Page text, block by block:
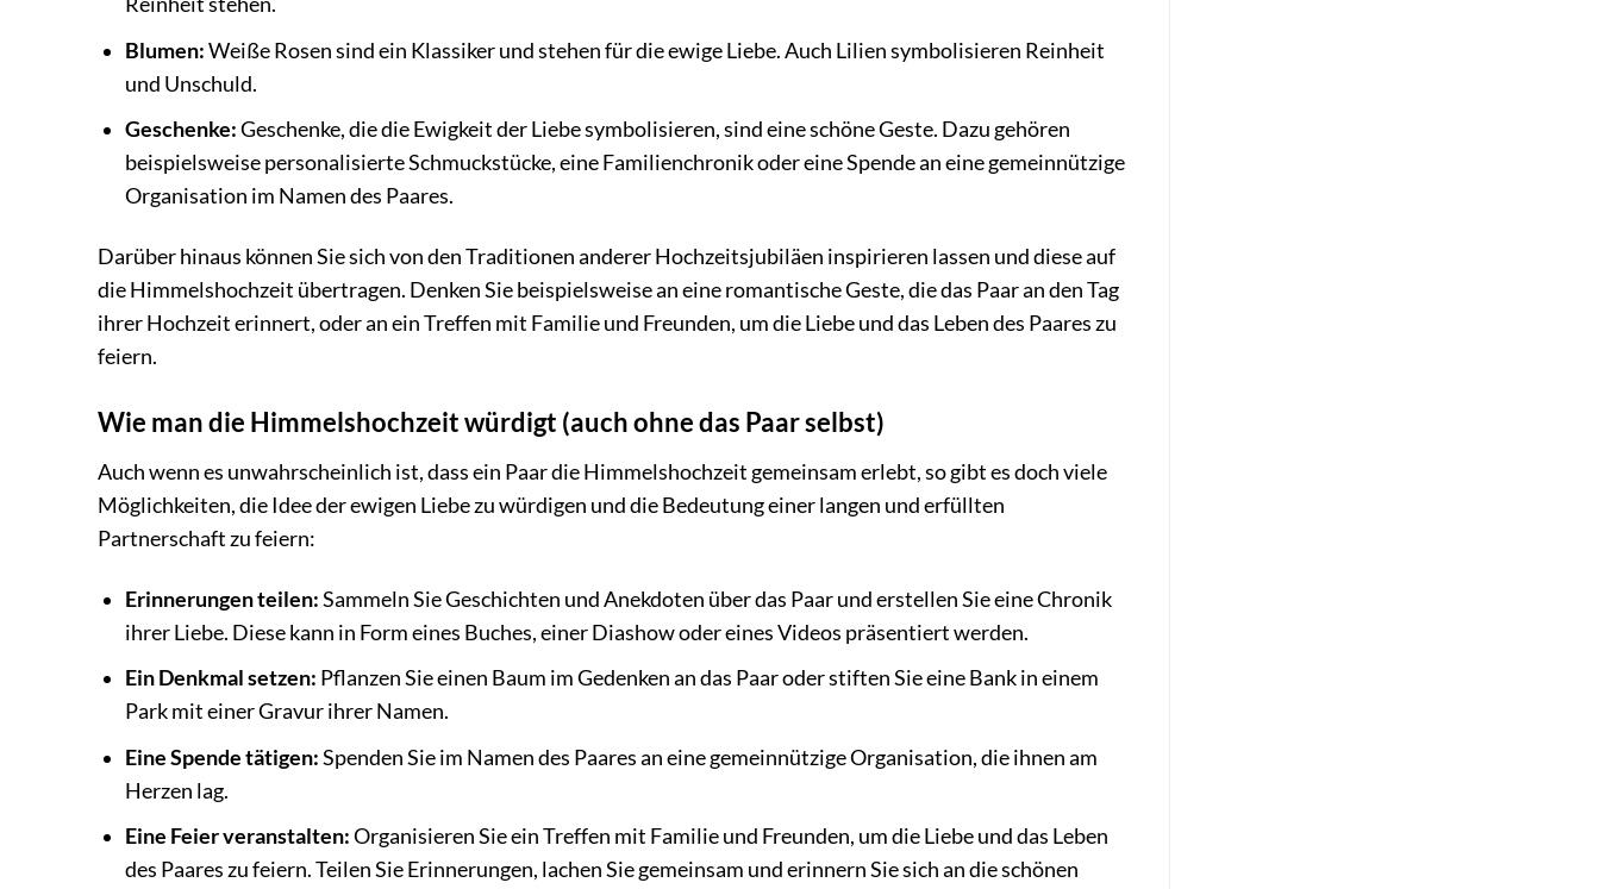
Blumen:Weiße Rosen sind ein Klassiker und stehen für die ewige Liebe. Auch Lilien symbolisieren Reinheit
und Unschuld.
Geschenke:Geschenke, die die Ewigkeit der Liebe symbolisieren, sind eine schöne Geste. Dazu gehören
beispielsweise personalisierte Schmuckstücke, eine Familienchronik oder eine Spende an eine gemeinnützige
Organisation im Namen des Paares.
Darüber hinaus können Sie sich von den Traditionen anderer Hochzeitsjubiläen inspirieren lassen und diese auf
die Himmelshochzeit übertragen. Denken Sie beispielsweise an eine romantische Geste, die das Paar an den Tag
ihrer Hochzeit erinnert, oder an ein Treffen mit Familie und Freunden, um die Liebe und das Leben des Paares zu
feiern.
Wie man die Himmelshochzeit würdigt (auch ohne das Paar selbst)
Auch wenn es unwahrscheinlich ist, dass ein Paar die Himmelshochzeit gemeinsam erlebt, so gibt es doch viele
Möglichkeiten, die Idee der ewigen Liebe zu würdigen und die Bedeutung einer langen und erfüllten
Partnerschaft zu feiern:
Erinnerungen teilen:Sammeln Sie Geschichten und Anekdoten über das Paar und erstellen Sie eine Chronik
ihrer Liebe. Diese kann in Form eines Buches, einer Diashow oder eines Videos präsentiert werden.
Ein Denkmal setzen: Pflanzen Sie einen Baum im Gedenken an das Paar oder stiften Sie eine Bank in einem
Park mit einer Gravur ihrer Namen.
Eine Spende tätigen:Spenden Sie im Namen des Paares an eine gemeinnützige Organisation, die ihnen am
Herzen lag.
Eine Feier veranstalten:Organisieren Sie ein Treffen mit Familie und Freunden, um die Liebe und das Leben
des Paares zu feiern. Teilen Sie Erinnerungen, lachen Sie gemeinsam und erinnern Sie sich an die schönen